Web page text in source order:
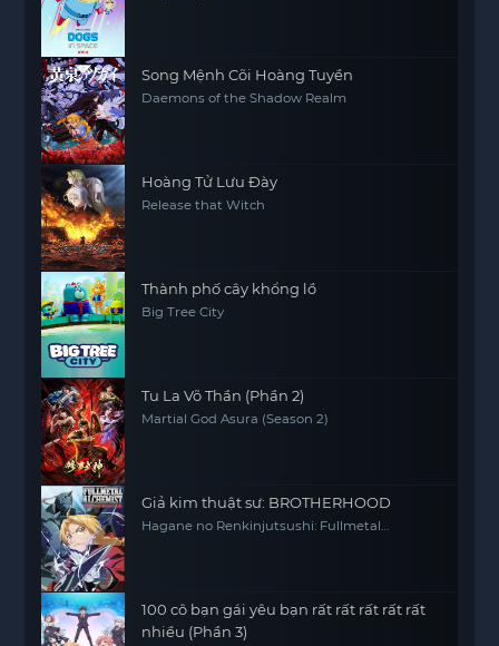
Song Mệnh Cõi Hoàng Tuyền
Daemons of the Shadow Realm
Hoàng Tử Lưu Đày
Release that Witch
Thành phố cây khổng lồ
Big Tree City
Tu La Võ Thần (Phần 2)
Martial God Asura (Season 2)
Giả kim thuật sư: BROTHERHOOD
Hagane no Renkinjutsushi: Fullmetal
100 cô bạn gái yêu bạn rất rất rất rất rất
nhiều (Phần 3)